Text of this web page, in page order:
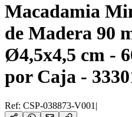
Macadamia
de Madera 90
Ø4,5x4,5 cm -
por Caja -
Ref: CSP-038873-V001 |